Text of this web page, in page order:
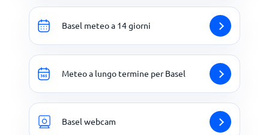
Basel meteo a 14 giorni
Meteo a lungo termine per Basel
Basel webcam